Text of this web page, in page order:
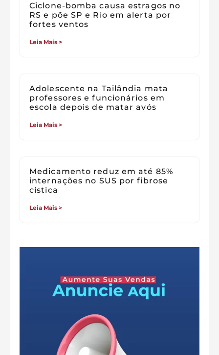
Ciclone-bomba causa estragos no
RS e põe SP e Rio em alerta por
fortes ventos
Leia Mais >
Adolescente na Tailândia mata
professores e funcionários em
escola depois de matar avós
Leia Mais >
Medicamento reduz em até 85%
internações no SUS por fibrose
cística
Leia Mais >